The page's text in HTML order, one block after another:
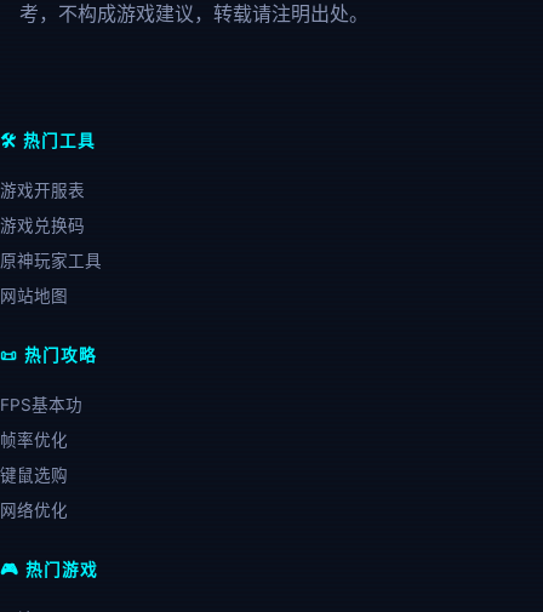
考，不构成游戏建议，转载请注明出处。
🛠️ 热门工具
游戏开服表
游戏兑换码
原神玩家工具
网站地图
📜 热门攻略
FPS基本功
帧率优化
键鼠选购
网络优化
🎮 热门游戏